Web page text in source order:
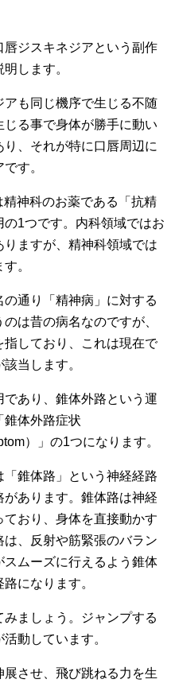
唇ジスキネジアという副作
します。
も同じ機序で生じる不随
る事で身体が勝手に動い
、それが特に口唇周辺に
す。
神科のお薬である「抗精
1つです。内科領域ではお
ますが、精神科領域では
。
通り「精神病」に対する
のは昔の病名なのですが、
しており、これは現在で
当します。
あり、錐体外路という運
錐体外路症状
）」の1つになります。
錐体路」という神経経路
あります。錐体路は神経
おり、身体を直接動かす
、反射や筋緊張のバラン
ムーズに行えるよう錐体
になります。
ましょう。ジャンプする
動しています。
させ、飛び跳ねる力を生